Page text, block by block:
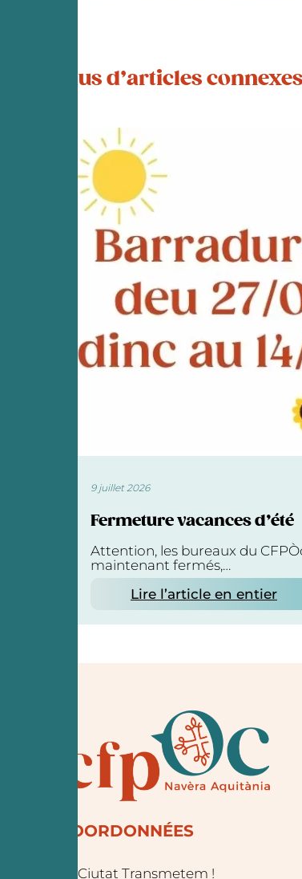
Plus d’articles connexes
9 juillet 2026
Fermeture vacances d’été
Attention, les bureaux du
maintenant fermés,…
Lire l’article en entier
COORDONNÉES
La Ciutat Transmetem !